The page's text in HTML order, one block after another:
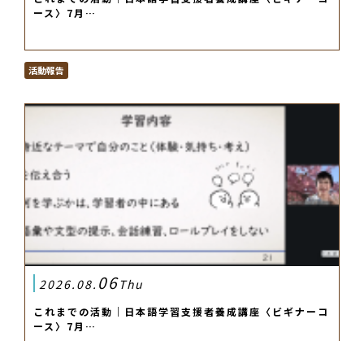
ース〉7月…
活動報告
2026.08. 06Thu
これまでの活動｜日本語学習支援者養成講座〈ビギナーコ
ース〉7月…